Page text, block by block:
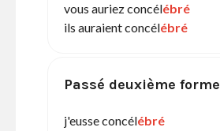
vous auriez concélébré
ils auraient concélébré
Passé deuxième forme
j'eusse concélébré